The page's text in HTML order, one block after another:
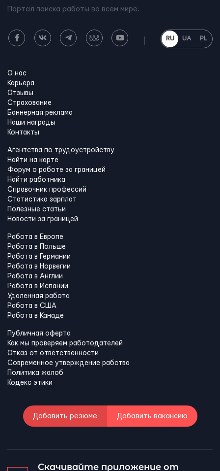
Портал поиска работы во всем мире.
RU UA PL
О нас
Карьера
Отзывы
Страхование
Баннерная реклама
Наши награды
Контакты
Агентства по трудоустройству
Найти на карте
Форум о работе за границей
Найти работника
Справочник профессий
Статистика зарплат
Полезные статьи
Новости за границей
Работа в Европе
Работа в Польше
Работа в Германии
Работа в Норвегии
Работа в Англии
Работа в Испании
Удаленная работа
Работа в США
Работа в Канадe
Публичная оферта
Как мы проверяем работодателей
Отказ от ответственности
Современное утверждение рабства
Политика жалоб
Кодекс этики
Добавить резюме Добавить вакансию
Скачивайте приложение от